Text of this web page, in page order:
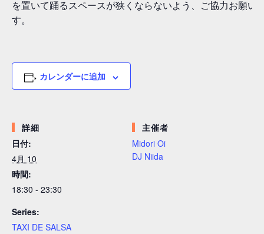
を置いて踊るスペースが狭くならないよう、ご協力お願い
す。
カレンダーに追加
詳細
日付:
4月 10
時間:
18:30 - 23:30
Series:
TAXI DE SALSA
主催者
Midori Oi
DJ Niida